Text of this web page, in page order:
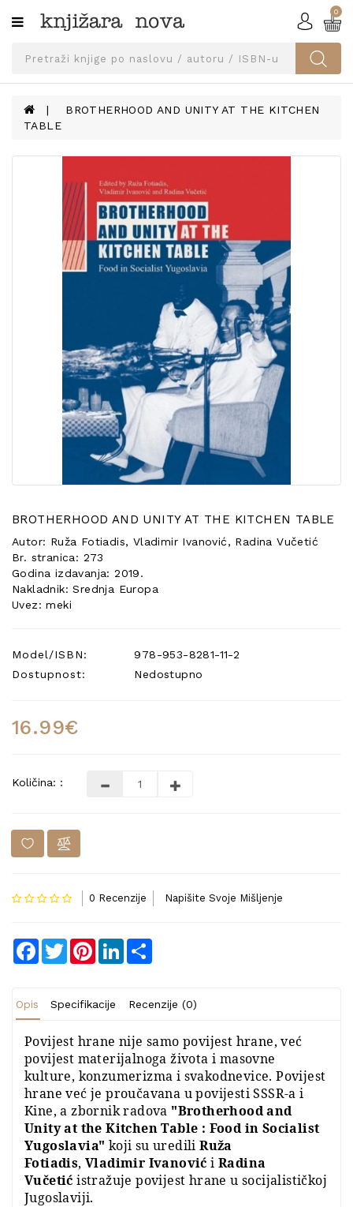
Kategorije
SVEUČILIŠNA
UDŽBENICI
UDŽBENIKE!
POSEBNA
0
BROTHERHOOD AND UNITY AT THE KITCHEN
TABLE
BROTHERHOOD AND UNITY AT THE KITCHEN TABLE
Autor: Ruža Fotiadis, Vladimir Ivanović, Radina Vučetić
Br. stranica: 273
Godina izdavanja: 2019.
Nakladnik: Srednja Europa
Uvez: meki
Model/ISBN:
978-953-8281-11-2
Dostupnost:
Nedostupno
16.99€
Količina: :
0 Recenzije Napišite Svoje Mišljenje
Facebook
TwitterPinterestLinkedIn
Opis Specifikacije Recenzije (0)
Povijest hrane nije samo povijest hrane, već
povijest materijalnoga života i masovne
kulture, konzumerizma i svakodnevice. Povijest
hrane već je proučavana u povijesti SSSR-a i
Kine, a zbornik radova "Brotherhood and
Unity at the Kitchen Table : Food in Socialist
Yugoslavia" koji su urediliRuža
Fotiadis,Vladimir Ivanović iRadina
Vučetić istražuje povijest hrane u socijalističkoj
Jugoslaviji.